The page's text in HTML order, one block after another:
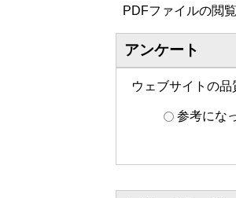
PDFファイルの閲覧
アンケート
ウェブサイトの
参考にな